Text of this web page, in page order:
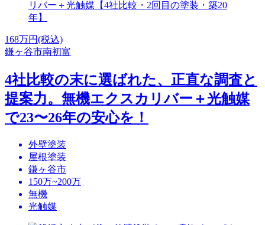
168万円(税込)
鎌ヶ谷市南初富
4社比較の末に選ばれた、正直な調査と
提案力。無機エクスカリバー＋光触媒
で23〜26年の安心を！
外壁塗装
屋根塗装
鎌ヶ谷市
150万~200万
無機
光触媒